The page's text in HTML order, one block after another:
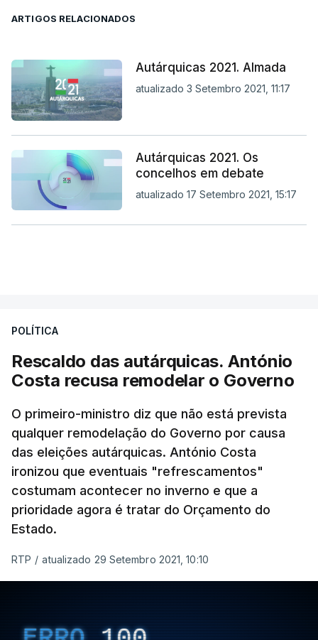
ARTIGOS RELACIONADOS
Autárquicas 2021. Almada
atualizado 3 Setembro 2021, 11:17
Autárquicas 2021. Os
concelhos em debate
atualizado 17 Setembro 2021, 15:17
POLÍTICA
Rescaldo das autárquicas. António
Costa recusa remodelar o Governo
O primeiro-ministro diz que não está prevista
qualquer remodelação do Governo por causa
das eleições autárquicas. António Costa
ironizou que eventuais "refrescamentos"
costumam acontecer no inverno e que a
prioridade agora é tratar do Orçamento do
Estado.
RTP / atualizado 29 Setembro 2021, 10:10